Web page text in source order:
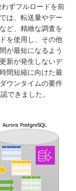
ずフルロードを前
は、転送量やデー
ど、精緻な調査を
を使用し、その他
が最短になるよう
新が発生しないデ
間短縮に向けた最
ウンタイムの要件
できました。